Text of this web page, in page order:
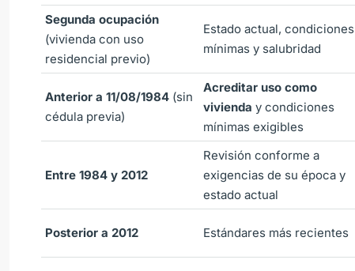
Segunda ocupación
(vivienda con uso
residencial previo)
Estado actual, condiciones
mínimas y salubridad
Anterior a 11/08/1984 (sin
cédula previa)
Acreditar uso como
vivienda y condiciones
mínimas exigibles
Entre 1984 y 2012
Revisión conforme a
exigencias de su época y
estado actual
Posterior a 2012 Estándares más recientes